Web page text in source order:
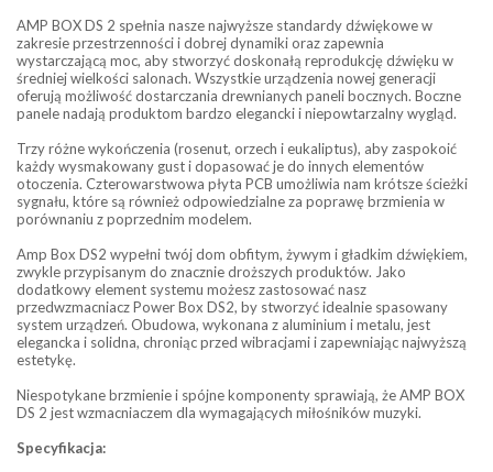
AMP BOX DS 2 spełnia nasze najwyższe standardy dźwiękowe w
zakresie przestrzenności i dobrej dynamiki oraz zapewnia
wystarczającą moc, aby stworzyć doskonałą reprodukcję dźwięku w
średniej wielkości salonach. Wszystkie urządzenia nowej generacji
oferują możliwość dostarczania drewnianych paneli bocznych. Boczne
panele nadają produktom bardzo elegancki i niepowtarzalny wygląd.
Trzy różne wykończenia (rosenut, orzech i eukaliptus), aby zaspokoić
każdy wysmakowany gust i dopasować je do innych elementów
otoczenia. Czterowarstwowa płyta PCB umożliwia nam krótsze ścieżki
sygnału, które są również odpowiedzialne za poprawę brzmienia w
porównaniu z poprzednim modelem.
Amp Box DS2 wypełni twój dom obfitym, żywym i gładkim dźwiękiem,
zwykle przypisanym do znacznie droższych produktów. Jako
dodatkowy element systemu możesz zastosować nasz
przedwzmacniacz Power Box DS2, by stworzyć idealnie spasowany
system urządzeń. Obudowa, wykonana z aluminium i metalu, jest
elegancka i solidna, chroniąc przed wibracjami i zapewniając najwyższą
estetykę.
Niespotykane brzmienie i spójne komponenty sprawiają, że AMP BOX
DS 2 jest wzmacniaczem dla wymagających miłośników muzyki.
Specyfikacja: